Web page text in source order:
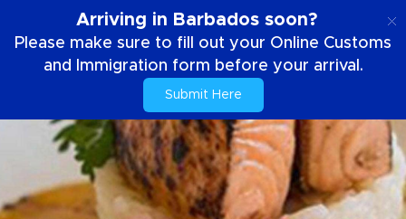
Arriving in Barbados soon?
Please make sure to fill out your Online Customs
and Immigration form before your arrival.
Submit Here